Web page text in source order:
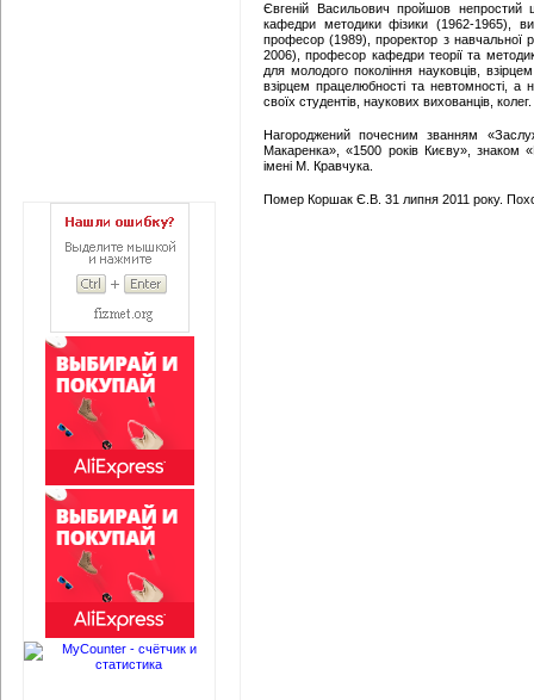
Євгеній Васильович пройшов непростий
кафедри методики фізики (1962-1965),
професор (1989), проректор з навчальної
2006), професор кафедри теорії та
для молодого покоління науковців,
взірцем працелюбності та невтомності,
своїх студентів, наукових вихованців, колег.
Нагороджений почесним званням
Макаренка», «1500 років Києву», знаком
імені М. Кравчука.
Помер Коршак Є.В. 31 липня 2011 року.